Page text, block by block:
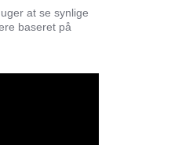
at se synlige
baseret på